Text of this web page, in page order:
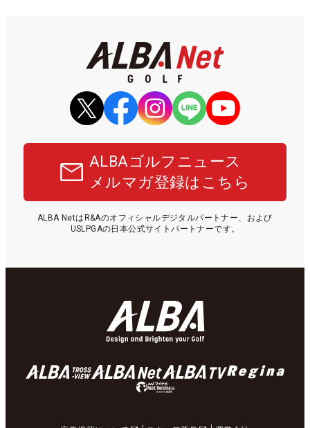
ALBAゴルフニュース
メルマガ登録はこちら
ALBA NetはR&Aのオフィシャルデジタルパートナー、および
USLPGAの日本公式サイトパートナーです。